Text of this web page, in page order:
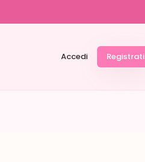
Accedi Registrati